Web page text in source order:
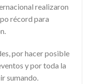
realizaron
récord para
por hacer posible
y por toda la
sumando.